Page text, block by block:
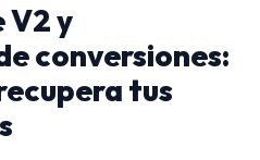
V2 y
conversiones:
tus